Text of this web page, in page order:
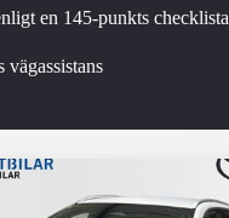
en 145-punkts checklista
vägassistans